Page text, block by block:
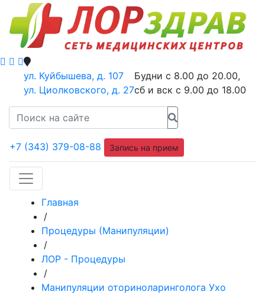
ул. Куйбышева, д. 107
ул. Циолковского, д. 27
Будни с 8.00 до 20.00,
сб и вск с 9.00 до 18.00
+7 (343) 379-08-88 Запись на прием
Главная
/
Процедуры (Манипуляции)
/
ЛОР - Процедуры
/
Манипуляции оториноларинголога Ухо